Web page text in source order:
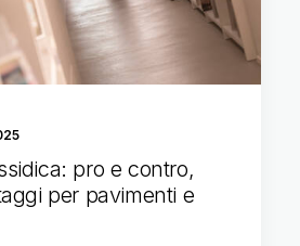
pro e contro,
per pavimenti e